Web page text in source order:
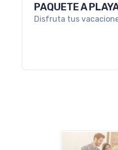
PAQUETE A
Disfruta tus